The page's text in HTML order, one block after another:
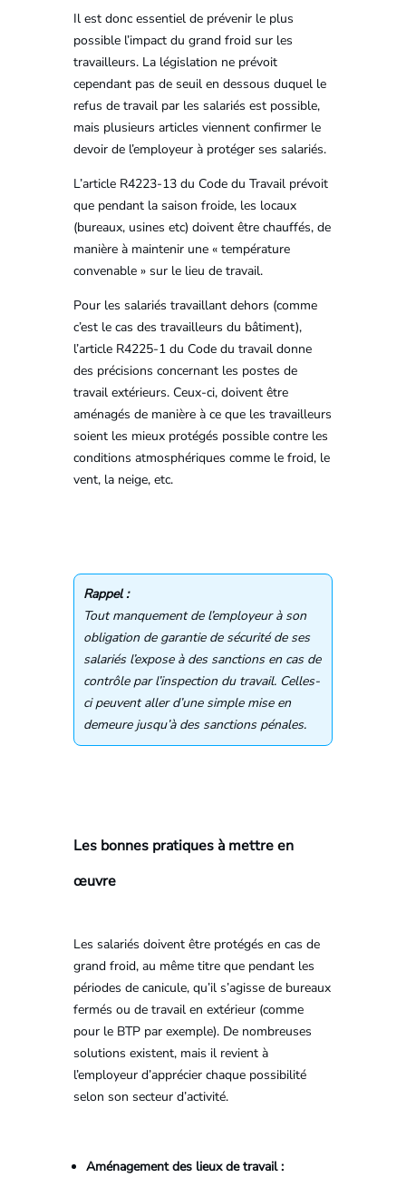
Il est donc essentiel de prévenir le plus
possible l’impact du grand froid sur les
travailleurs. La législation ne prévoit
cependant pas de seuil en dessous duquel le
refus de travail par les salariés est possible,
mais plusieurs articles viennent confirmer le
devoir de l’employeur à protéger ses salariés.
L’article R4223-13 du Code du Travail prévoit
que pendant la saison froide, les locaux
(bureaux, usines etc) doivent être chauffés, de
manière à maintenir une « température
convenable » sur le lieu de travail.
Pour les salariés travaillant dehors (comme
c’est le cas des travailleurs du bâtiment),
l’article R4225-1 du Code du travail donne
des précisions concernant les postes de
travail extérieurs. Ceux-ci, doivent être
aménagés de manière à ce que les travailleurs
soient les mieux protégés possible contre les
conditions atmosphériques comme le froid, le
vent, la neige, etc.
Rappel :
Tout manquement de l’employeur à son
obligation de garantie de sécurité de ses
salariés l’expose à des sanctions en cas de
contrôle par l’inspection du travail. Celles-
ci peuvent aller d’une simple mise en
demeure jusqu’à des sanctions pénales.
Les bonnes pratiques à mettre en
œuvre
Les salariés doivent être protégés en cas de
grand froid, au même titre que pendant les
périodes de canicule, qu’il s’agisse de bureaux
fermés ou de travail en extérieur (comme
pour le BTP par exemple). De nombreuses
solutions existent, mais il revient à
l’employeur d’apprécier chaque possibilité
selon son secteur d’activité.
Aménagement des lieux de travail :